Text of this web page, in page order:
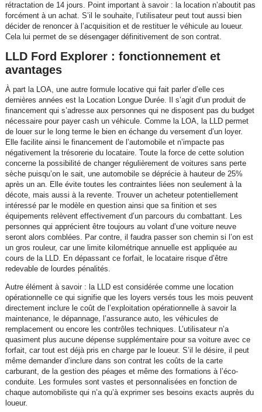
rétractation de 14 jours. Point important à savoir : la location n’aboutit pas
forcément à un achat. S’il le souhaite, l’utilisateur peut tout aussi bien
décider de renoncer à l’acquisition et de restituer le véhicule au loueur.
Cela lui permet de se désengager définitivement de son contrat.
LLD Ford Explorer : fonctionnement et
avantages
À part la LOA, une autre formule locative qui fait parler d’elle ces
dernières années est la Location Longue Durée. Il s’agit d’un produit de
financement qui s’adresse aux personnes qui ne disposent pas du budget
nécessaire pour payer cash un véhicule. Comme la LOA, la LLD permet
de louer sur le long terme le bien en échange du versement d’un loyer.
Elle facilite ainsi le financement de l’automobile et n’impacte pas
négativement la trésorerie du locataire. Toute la force de cette solution
concerne la possibilité de changer régulièrement de voitures sans perte
sèche puisqu’on le sait, une automobile se déprécie à hauteur de 25%
après un an. Elle évite toutes les contraintes liées non seulement à la
décote, mais aussi à la revente. Trouver un acheteur potentiellement
intéressé par le modèle en question ainsi que sa finition et ses
équipements relèvent effectivement d’un parcours du combattant. Les
personnes qui apprécient être toujours au volant d’une voiture neuve
seront alors comblées. Par contre, il faudra passer son chemin si l’on est
un gros rouleur, car une limite kilométrique annuelle est appliquée au
cours de la LLD. En dépassant ce forfait, le locataire risque d’être
redevable de lourdes pénalités.
Autre élément à savoir : la LLD est considérée comme une location
opérationnelle ce qui signifie que les loyers versés tous les mois peuvent
directement inclure le coût de l’exploitation opérationnelle à savoir la
maintenance, le dépannage, l’assurance auto, les véhicules de
remplacement ou encore les contrôles techniques. L’utilisateur n’a
quasiment plus aucune dépense supplémentaire pour sa voiture avec ce
forfait, car tout est déjà pris en charge par le loueur. S’il le désire, il peut
même demander d’inclure dans son contrat les coûts de la carte
carburant, de la gestion des péages et même des formations à l’éco-
conduite. Les formules sont vastes et personnalisées en fonction de
chaque automobiliste qui n’a qu’à exprimer ses besoins exacts auprès du
loueur.